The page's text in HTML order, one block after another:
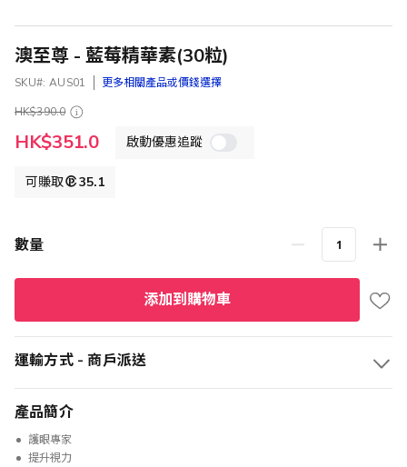
澳至尊 - 藍莓精華素(30粒)
SKU AUS01
更多相關產品或價錢選擇
HK$390.0
特
殊
HK$351.0 啟動優惠追蹤
可賺取 35.1
數量
添加到購物車
運輸方式 - 商戶派送
產品簡介
護眼專家
提升視力